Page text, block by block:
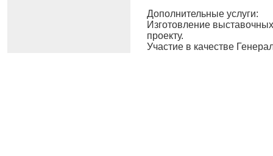
Дополнительные услуги:
Изготовление
проекту.
Участие в качестве